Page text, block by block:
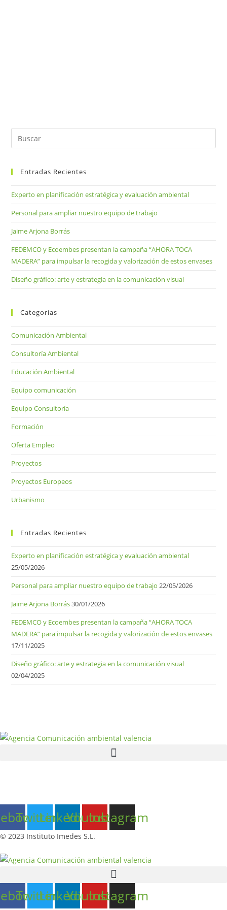
Entradas Recientes
Experto en planificación estratégica y evaluación ambiental
Personal para ampliar nuestro equipo de trabajo
Jaime Arjona Borrás
FEDEMCO y Ecoembes presentan la campaña “AHORA TOCA
MADERA” para impulsar la recogida y valorización de estos envases
Diseño gráfico: arte y estrategia en la comunicación visual
Categorías
Comunicación Ambiental
Consultoría Ambiental
Educación Ambiental
Equipo comunicación
Equipo Consultoría
Formación
Oferta Empleo
Proyectos
Proyectos Europeos
Urbanismo
Entradas Recientes
Experto en planificación estratégica y evaluación ambiental
25/05/2026
Personal para ampliar nuestro equipo de trabajo 22/05/2026
Jaime Arjona Borrás30/01/2026
FEDEMCO y Ecoembes presentan la campaña “AHORA TOCA
MADERA” para impulsar la recogida y valorización de estos envases
17/11/2025
Diseño gráfico: arte y estrategia en la comunicación visual
02/04/2025
TwitterLinkedinYoutube
Instagram
© 2023 Instituto Imedes S.L.
TwitterLinkedinYoutube
Instagram